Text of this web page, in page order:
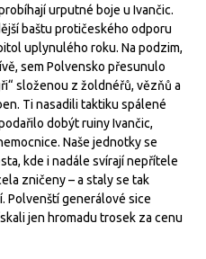
urputné boje u Ivančic.
baštu protičeského odporu
uplynulého roku. Na podzim,
sem Polvensko přesunulo
složenou z žoldnéřů, vězňů a
Ti nasadili taktiku spálené
dobýt ruiny Ivančic,
Naše jednotky se
kde i nadále svírají nepřítele
zničeny – a staly se tak
Polvenští generálové sice
jen hromadu trosek za cenu